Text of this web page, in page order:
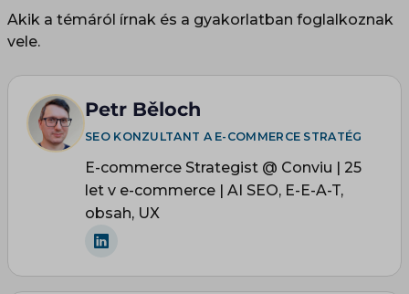
Akik a témáról írnak és a gyakorlatban foglalkoznak
vele.
Petr Běloch
SEO KONZULTANT A E-COMMERCE STRATÉG
E-commerce Strategist @ Conviu | 25
let v e-commerce | AI SEO, E-E-A-T,
obsah, UX